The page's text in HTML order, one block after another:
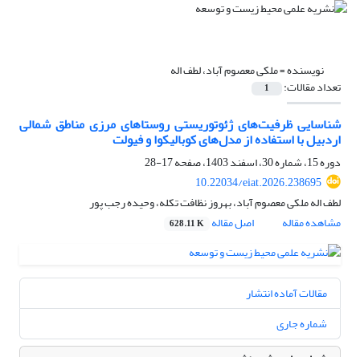
نویسنده =ملکی معصوم آباد، لطف اله
تعداد مقالات: 1
شناسایی ظرفیت‌های ژئوتوریستی روستاهای مرزی مناطق شمالی
اردبیل با استفاده از مدل‌های کوبالیکوا و فیولت
دوره 15، شماره 30، اسفند 1403، صفحه
17-28
10.22034/eiat.2026.238695
لطف اله ملکی معصوم آباد، بهروز نظافت تکله، وحیده رجب پور
مشاهده مقاله
اصل مقاله 628.11 K
مقالات آماده انتشار
شماره جاری